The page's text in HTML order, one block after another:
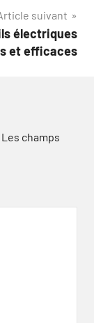
suivant
électriques
et efficaces
Les champs